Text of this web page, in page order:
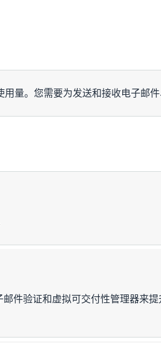
量。您需要为发送和接收电子邮件
额
件验证和虚拟可交付性管理器来